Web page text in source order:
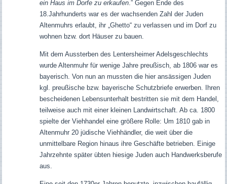
ein Haus im Dorfe zu erkaufen.” Gegen Ende des
18.Jahrhunderts war es der wachsenden Zahl der Juden
Altenmuhrs erlaubt, ihr „Ghetto“ zu verlassen und im Dorf zu
wohnen bzw. dort Häuser zu bauen.
Mit dem Aussterben des Lentersheimer Adelsgeschlechts
wurde Altenmuhr für wenige Jahre preußisch, ab 1806 war es
bayerisch. Von nun an mussten die hier ansässigen Juden
kgl. preußische bzw. bayerische Schutzbriefe erwerben. Ihren
bescheidenen Lebensunterhalt bestritten sie mit dem Handel,
teilweise auch mit einer kleinen Landwirtschaft. Ab ca. 1800
spielte der Viehhandel eine größere Rolle: Um 1810 gab in
Altenmuhr 20 jüdische Viehhändler, die weit über die
unmittelbare Region hinaus ihre Geschäfte betrieben. Einige
Jahrzehnte später übten hiesige Juden auch Handwerksberufe
aus.